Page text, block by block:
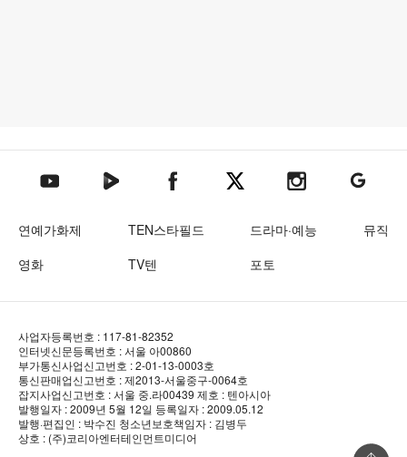
텐아시아 유튜브텐아시아 네이버TV텐아시아 페이스북텐아시아 엑스텐아시아 인스타그램
텐아시아
연예가화제 TEN스타필드 드라마·예능
뮤직
영화
TV텐 포토
사업자등록번호 : 117-81-82352
인터넷신문등록번호 : 서울 아00860
부가통신사업신고번호 : 2-01-13-0003호
통신판매업신고번호 : 제2013-서울중구-0064호
잡지사업신고번호 : 서울 중.라00439 제호 : 텐아시아
발행일자 : 2009년 5월 12일 등록일자 : 2009.05.12
발행·편집인 : 박수진 청소년보호책임자 : 김병두
상호 : (주)코리아엔터테인먼트미디어
상단 바로